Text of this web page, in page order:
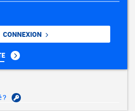
CONNEXION
?